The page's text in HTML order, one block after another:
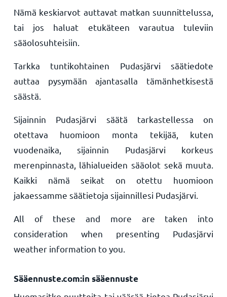
Nämä keskiarvot auttavat matkan suunnittelussa,
tai jos haluat etukäteen varautua tuleviin
sääolosuhteisiin.
Tarkka tuntikohtainen Pudasjärvi säätiedote
auttaa pysymään ajantasalla tämänhetkisestä
säästä.
Sijainnin Pudasjärvi säätä tarkastellessa on
otettava huomioon monta tekijää, kuten
vuodenaika, sijainnin Pudasjärvi korkeus
merenpinnasta, lähialueiden sääolot sekä muuta.
Kaikki nämä seikat on otettu huomioon
jakaessamme säätietoja sijainnillesi Pudasjärvi.
All of these and more are taken into
consideration when presenting Pudasjärvi
weather information to you.
Sääennuste.com:in sääennuste